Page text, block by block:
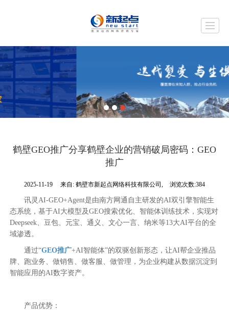
首页 关于我们 服务项目
鹤壁GEO推广分享鹤壁企业的营销破局密码：GEO
推广
2025-11-19 来自:鹤壁市新起点网络科技有限公司, 浏览次数:384
讯灵AI-GEO+Agent是由南方网通自主研发的AI双引擎智能生
态系统，基于AI大模型及GEO搜索优化、智能体训练技术，实现对
Deepseek、豆包、元宝、通义、文心一言、纳米等13大AI平台的全
域渗透。
通过“GEO推广+AI智能体”的双驱创新形态，让AI帮企业推品
牌、跑业务、做销售、做客服、做管理，为企业构建从数据沉淀到
智能应用的AI数字资产。
产品优势：